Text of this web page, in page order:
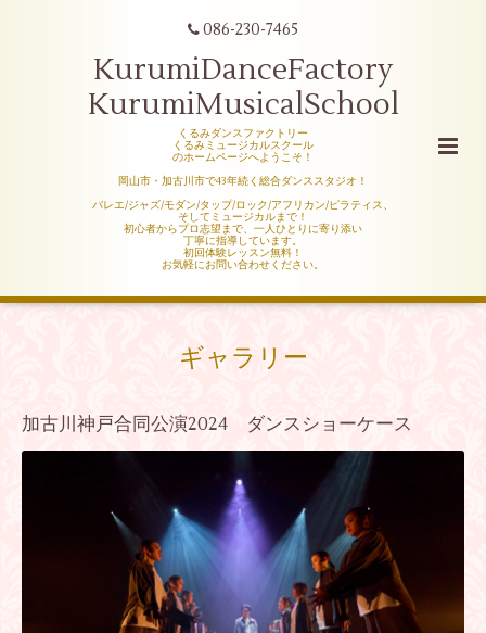
086-230-7465
KurumiDanceFactory
KurumiMusicalSchool
くるみダンスファクトリー
くるみミュージカルスクール
のホームページへようこそ！
岡山市・加古川市で43年続く総合ダンススタジオ！
バレエ/ジャズ/モダン/タップ/ロック/アフリカン/ピラティス、
そしてミュージカルまで！
初心者からプロ志望まで、一人ひとりに寄り添い
丁寧に指導しています。
初回体験レッスン無料！
お気軽にお問い合わせください。
ギャラリー
加古川神戸合同公演2024 ダンスショーケース